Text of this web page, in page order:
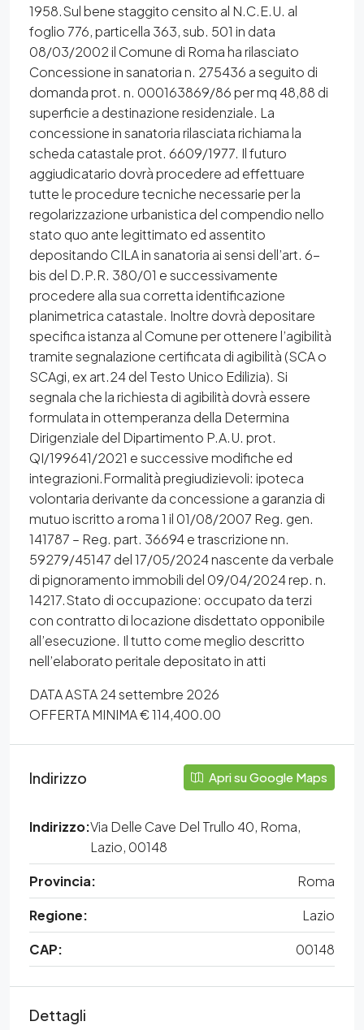
1958.Sul bene staggito censito al N.C.E.U. al
foglio 776, particella 363, sub. 501 in data
08/03/2002 il Comune di Roma ha rilasciato
Concessione in sanatoria n. 275436 a seguito di
domanda prot. n. 000163869/86 per mq 48,88 di
superficie a destinazione residenziale. La
concessione in sanatoria rilasciata richiama la
scheda catastale prot. 6609/1977. Il futuro
aggiudicatario dovrà procedere ad effettuare
tutte le procedure tecniche necessarie per la
regolarizzazione urbanistica del compendio nello
stato quo ante legittimato ed assentito
depositando CILA in sanatoria ai sensi dell’art. 6-
bis del D.P.R. 380/01 e successivamente
procedere alla sua corretta identificazione
planimetrica catastale. Inoltre dovrà depositare
specifica istanza al Comune per ottenere l’agibilità
tramite segnalazione certificata di agibilità (SCA o
SCAgi, ex art.24 del Testo Unico Edilizia). Si
segnala che la richiesta di agibilità dovrà essere
formulata in ottemperanza della Determina
Dirigenziale del Dipartimento P.A.U. prot.
QI/199641/2021 e successive modifiche ed
integrazioni.Formalità pregiudizievoli: ipoteca
volontaria derivante da concessione a garanzia di
mutuo iscritto a roma 1 il 01/08/2007 Reg. gen.
141787 – Reg. part. 36694 e trascrizione nn.
59279/45147 del 17/05/2024 nascente da verbale
di pignoramento immobili del 09/04/2024 rep. n.
14217.Stato di occupazione: occupato da terzi
con contratto di locazione disdettato opponibile
all’esecuzione. Il tutto come meglio descritto
nell’elaborato peritale depositato in atti
DATA ASTA 24 settembre 2026
OFFERTA MINIMA € 114,400.00
Indirizzo Apri su Google Maps
Indirizzo:Via Delle Cave Del Trullo 40, Roma,
Lazio, 00148
Provincia:
Roma
Regione:
Lazio
CAP:
00148
Dettagli